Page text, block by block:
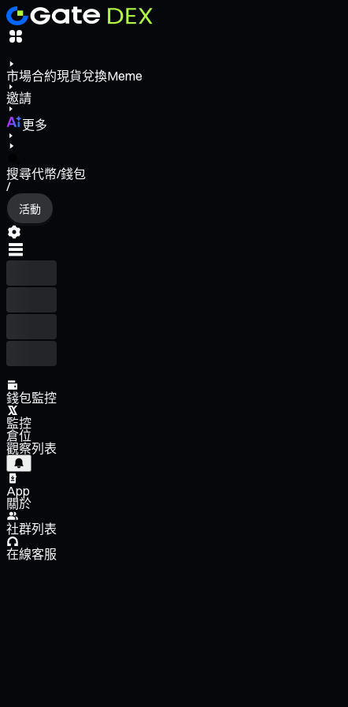
市場合約現貨兌換Meme
邀請
更多
搜尋代幣/錢包
/
活動
錢包監控
監控
倉位
觀察列表
App
關於
社群列表
在線客服